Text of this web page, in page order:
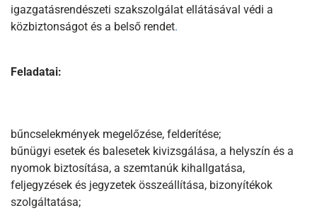
igazgatásrendészeti szakszolgálat ellátásával védi a
közbiztonságot és a belső rendet.
Feladatai:
bűncselekmények megelőzése, felderítése;
bűnügyi esetek és balesetek kivizsgálása, a helyszín és a
nyomok biztosítása, a szemtanúk kihallgatása,
feljegyzések és jegyzetek összeállítása, bizonyítékok
szolgáltatása;